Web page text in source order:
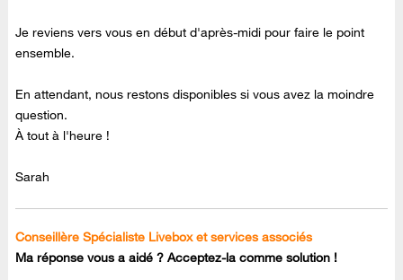
Je reviens vers vous en début d'après-midi pour faire le point
ensemble.
En attendant, nous restons disponibles si vous avez la moindre
question.
À tout à l'heure !
Sarah
Conseillère Spécialiste Livebox et services associés
Ma réponse vous a aidé ? Acceptez-la comme solution !